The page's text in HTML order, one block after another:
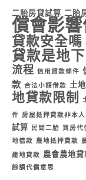
二胎房貸試算 二胎
償會影
貸款安全嗎
貸款是地
流程 信用貸款條件
款 合法小額借款 土
地貸款限制
件 房屋抵押貸款非本人
試算
民間二胎 買房代
地借款
農地抵押貸款
建地貸款 農會農地貸
餘額代償意思